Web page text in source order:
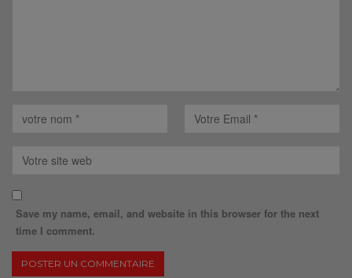
Save my name, email, and website in this browser for the next
time I comment.